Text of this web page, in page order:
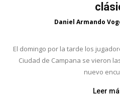
Daniel Armando
El domingo por la tarde los
Ciudad de Campana se vieron
nuevo
Leer